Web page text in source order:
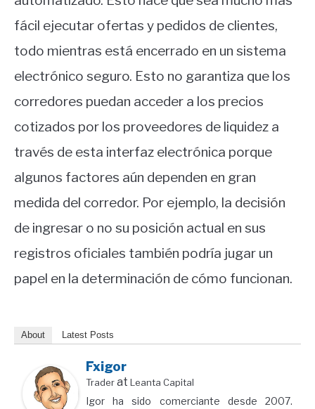
fácil ejecutar ofertas y pedidos de clientes,
todo mientras está encerrado en un sistema
electrónico seguro. Esto no garantiza que los
corredores puedan acceder a los precios
cotizados por los proveedores de liquidez a
través de esta interfaz electrónica porque
algunos factores aún dependen en gran
medida del corredor. Por ejemplo, la decisión
de ingresar o no su posición actual en sus
registros oficiales también podría jugar un
papel en la determinación de cómo funcionan.
About Latest Posts
Fxigor
Traderat Leanta Capital
Igor ha sido comerciante desde 2007.